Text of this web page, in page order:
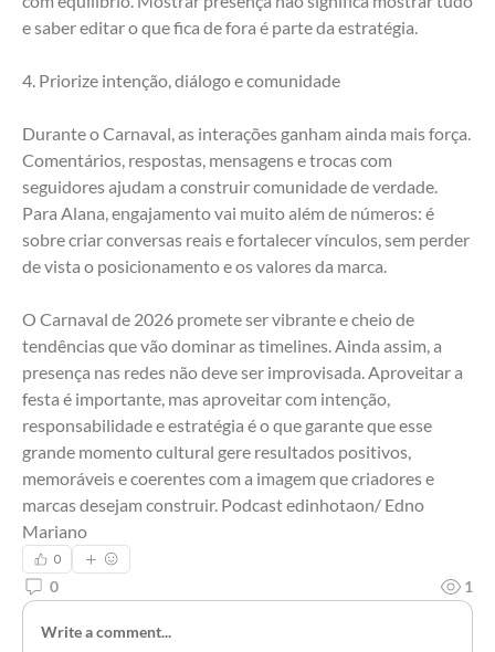
e saber editar o que fica de fora é parte da estratégia.
4. Priorize intenção, diálogo e comunidade
Durante o Carnaval, as interações ganham ainda mais força.
Comentários, respostas, mensagens e trocas com
seguidores ajudam a construir comunidade de verdade.
Para Alana, engajamento vai muito além de números: é
sobre criar conversas reais e fortalecer vínculos, sem perder
de vista o posicionamento e os valores da marca.
O Carnaval de 2026 promete ser vibrante e cheio de
tendências que vão dominar as timelines. Ainda assim, a
presença nas redes não deve ser improvisada. Aproveitar a
festa é importante, mas aproveitar com intenção,
responsabilidade e estratégia é o que garante que esse
grande momento cultural gere resultados positivos,
memoráveis e coerentes com a imagem que criadores e
marcas desejam construir. Podcast edinhotaon/ Edno
Mariano
0
0 1
Write a comment...